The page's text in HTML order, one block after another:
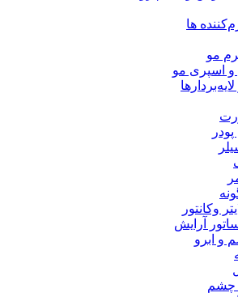
ها
مو
اسپری مو
وکانتور
آرایش
و ابرو